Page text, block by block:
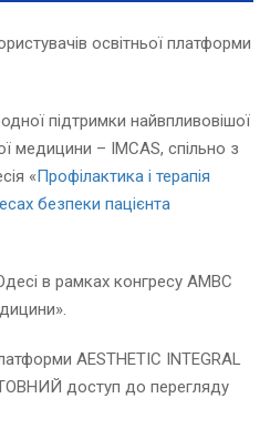
освітньої платформи
підтримки найвпливовішої
медицини – IMCAS, спільно з
« Профілактика і терапія
безпеки пацієнта
в рамках конгресу АМВС
AESTHETIC INTEGRAL
доступ до перегляду